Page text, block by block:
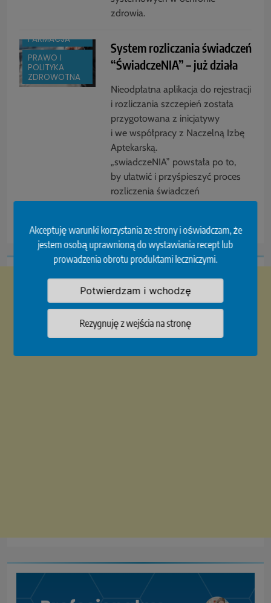
Akceptuję warunki korzystania ze strony i oświadczam, że
jestem osobą uprawnioną do wystawiania recept lub
prowadzenia obrotu produktami leczniczymi.
Potwierdzam i wchodzę
Rezygnuję z wejścia na stronę
zdrowia.
FARMACJA
PRAWO I
POLITYKA
ZDROWOTNA
System rozliczania świadczeń
“ŚwiadczeNIA” – już działa
Nieodpłatna aplikacja do rejestracji
i rozliczania szczepień została
przygotowana z inicjatywy
i we współpracy z Naczelną Izbę
Aptekarską.
„swiadczeNIA” powstała po to,
by ułatwić i przyśpieszyć proces
rozliczenia świadczeń